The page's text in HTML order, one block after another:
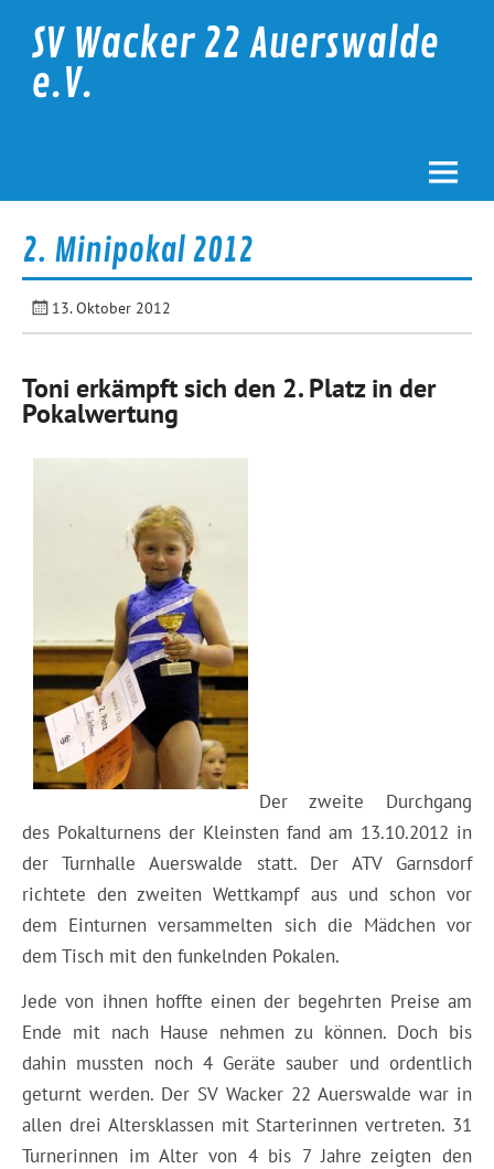
contentSV Wacker 22 Auerswalde
e.V.
2. Minipokal 2012
13. Oktober 2012
Toni erkämpft sich den 2. Platz in der
Pokalwertung
Der zweite Durchgang
des Pokalturnens der Kleinsten fand am 13.10.2012 in
der Turnhalle Auerswalde statt. Der ATV Garnsdorf
richtete den zweiten Wettkampf aus und schon vor
dem Einturnen versammelten sich die Mädchen vor
dem Tisch mit den funkelnden Pokalen.
Jede von ihnen hoffte einen der begehrten Preise am
Ende mit nach Hause nehmen zu können. Doch bis
dahin mussten noch 4 Geräte sauber und ordentlich
geturnt werden. Der SV Wacker 22 Auerswalde war in
allen drei Altersklassen mit Starterinnen vertreten. 31
Turnerinnen im Alter von 4 bis 7 Jahre zeigten den